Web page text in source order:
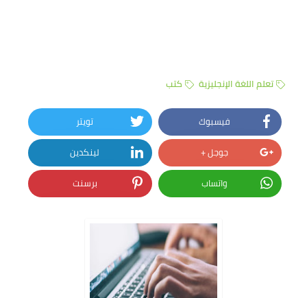
تعلم اللغة الإنجليزية كتب
فيسبوك
تويتر
جوجل +
لينكدين
واتساب
برسنت